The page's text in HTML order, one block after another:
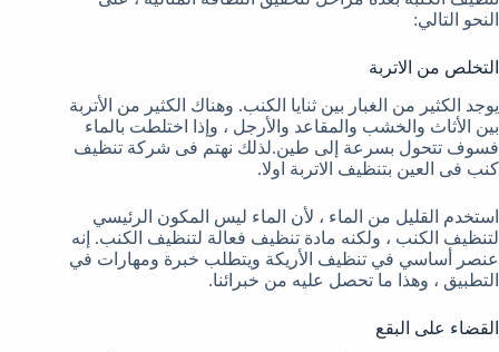
النحو التالي:
التخلص من الاتربة
يوجد الكثير من الغبار بين ثنايا الكنب. وهناك الكثير من الأتربة
بين الأثاث والخشب والمقاعد والأرجل ، وإذا اختلطت بالماء
فسوف تتحول بسرعة إلى طين.لذلك نهتم فى شركة تنظيف
كنب فى العين بتنظيف الاتربة اولا.
استخدم القليل من الماء ، لأن الماء ليس المكون الرئيسي
لتنظيف الكنب ، ولكنه مادة تنظيف فعالة لتنظيف الكنب. إنه
عنصر أساسي في تنظيف الأريكة ويتطلب خبرة ومهارات في
التطبيق ، وهذا ما تحصل عليه من خبرائنا.
القضاء على البقع